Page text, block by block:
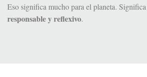
Eso significa mucho para el planeta.
responsable y reflexivo.